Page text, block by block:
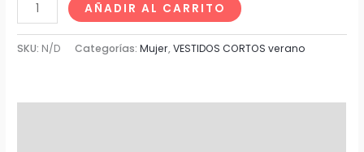
AÑADIR AL CARRITO
SKU: N/D Categorías:Mujer,VESTIDOS CORTOS verano